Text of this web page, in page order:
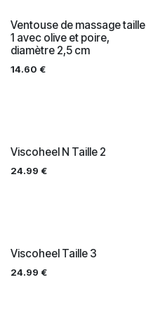
Ventouse de massage taille
1 avec olive et poire,
diamètre 2,5 cm
14.60 €
Viscoheel N Taille 2
24.99 €
Viscoheel Taille 3
24.99 €